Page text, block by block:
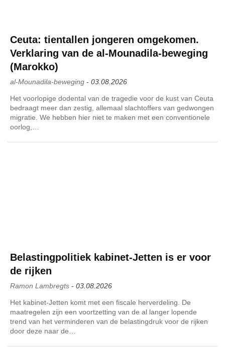
Ceuta: tientallen jongeren omgekomen.
Verklaring van de al-Mounadila-beweging
(Marokko)
al-Mounadila-beweging - 03.08.2026
Het voorlopige dodental van de tragedie voor de kust van Ceuta
bedraagt meer dan zestig, allemaal slachtoffers van gedwongen
migratie. We hebben hier niet te maken met een conventionele
oorlog,…
Belastingpolitiek kabinet-Jetten is er voor
de rijken
Ramon Lambregts - 03.08.2026
Het kabinet-Jetten komt met een fiscale herverdeling. De
maatregelen zijn een voortzetting van de al langer lopende
trend van het verminderen van de belastingdruk voor de rijken
door deze naar de…